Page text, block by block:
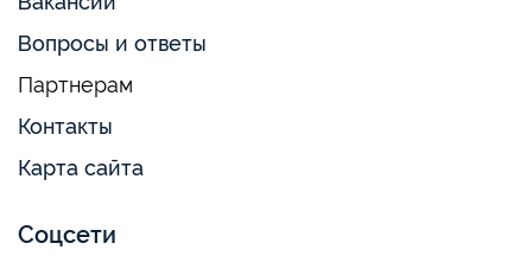
Вопросы и ответы
Партнерам
Контакты
Карта сайта
Соцсети